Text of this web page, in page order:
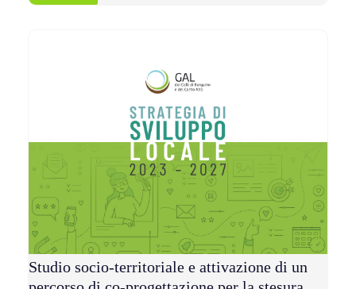
Studio socio-territoriale e attivazione di un